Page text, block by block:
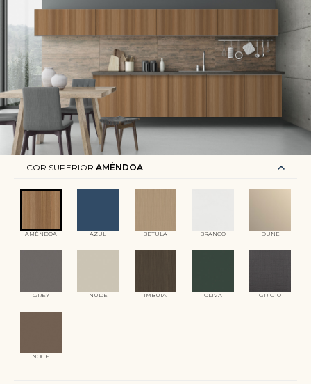
COR SUPERIOR AMÊNDOA
AMÊNDOA AZUL BETULA BRANCO DUNE
GREY NUDE IMBUIA OLIVA GRIGIO
NOCE